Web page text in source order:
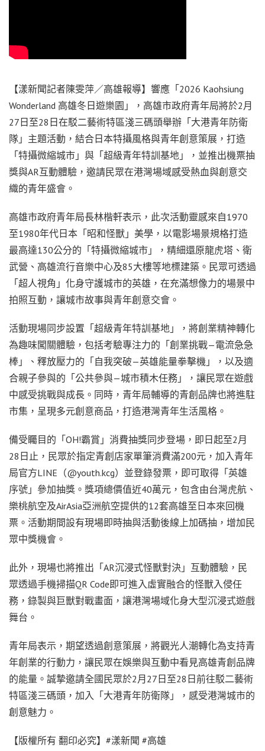
【漾新聞記者陳雯萍／高雄報導】響應「2026 Kaohsiung
Wonderland 高雄冬日遊樂園」，高雄市政府青年局將於2月
27日至28日在駁二藝術特區淺三碼頭舉辦「大港青年防衛
隊」主題活動，結合日本特攝風格與青年創意策展，打造
「特攝微縮城市」與「超級青年特訓基地」，並推出機票抽
獎與AR互動體驗，邀請民眾在港灣場域感受熱血與創意交
織的青年盛會。
高雄市政府青年局長林楷軒表示，此次活動靈感來自1970
至1980年代日本「昭和怪獸」美學，以電影場景規格打造
最高達130公分的「特攝微縮城市」，精細還原龍虎塔、衛
武營、高雄流行音樂中心及85大樓等地標建築。民眾可透過
「超人視角」化身守護城市的英雄，在充滿想像力的場景中
拍照互動，讓城市故事與青年創意交會。
活動現場同步設置「超級青年特訓基地」，將創業精神轉化
為趣味闖關體驗，包括考驗專注力的「創業挑戰—電流急急
棒」、釋放壓力的「自我突破—英雄能量拳擊機」，以及適
合親子參與的「公共參與—城市積木任務」，讓民眾在遊戲
中感受挑戰與成長。同時，青年局輔導的青創品牌也將進駐
市集，呈現多元創意商品，打造港灣青年生活風格。
備受矚目的「OH!霸賞」消費抽獎同步登場，即日起至2月
28日止，民眾於指定青創店家單筆消費滿200元，加入青年
局官方LINE（@youth.kcg）並登錄發票，即可取得「英雄
序號」參加抽獎。獎項總價值近40萬元，包含由台灣虎航、
樂桃航空及AirAsia亞洲航空提供的12套高雄至日本來回機
票。活動期間設有現場即時抽與活動後線上加碼抽，增加民
眾中獎機會。
此外，現場也將推出「AR沉浸式怪獸對決」互動體驗，民
眾透過手機掃描QR Code即可進入虛實融合的怪獸入侵任
務，錄製與巨獸對戰畫面，讓港灣場域化身大型沉浸式遊戲
舞台。
青年局表示，期望透過創意策展，將觀光人潮轉化為支持青
年創業的行動力，讓民眾在娛樂與互動中看見高雄青創品牌
的能量。誠摯邀請全國民眾於2月27日至28日前往駁二藝術
特區淺三碼頭，加入「大港青年防衛隊」，感受港灣城市的
創意魅力。
【版權所有 翻印必究】#漾新聞 #高雄